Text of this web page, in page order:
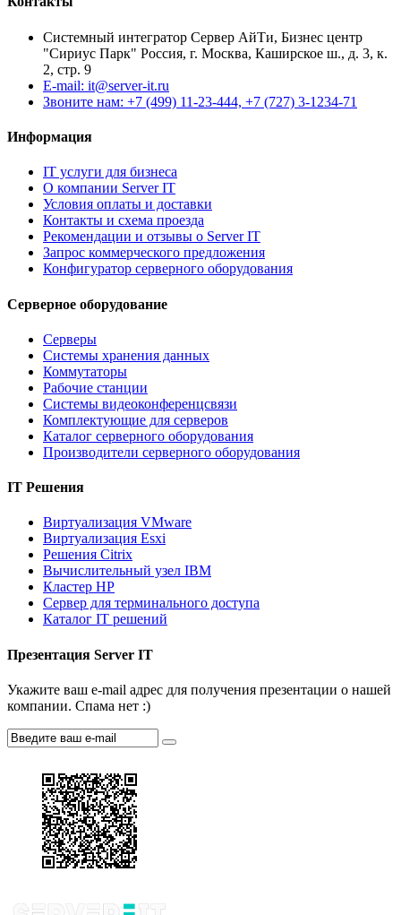
Системный интегратор Сервер АйТи, Бизнес центр
"Сириус Парк" Россия, г. Москва, Каширское ш., д. 3, к.
2, стр. 9
E-mail: it@server-it.ru
Звоните нам: +7 (499) 11-23-444, +7 (727) 3-1234-71
Информация
IT услуги для бизнеса
О компании Server IT
Условия оплаты и доставки
Контакты и схема проезда
Рекомендации и отзывы о Server IT
Запрос коммерческого предложения
Конфигуратор серверного оборудования
Серверное оборудование
Серверы
Системы хранения данных
Коммутаторы
Рабочие станции
Системы видеоконференцсвязи
Комплектующие для серверов
Каталог серверного оборудования
Производители серверного оборудования
IT Решения
Виртуализация VMware
Виртуализация Esxi
Решения Citrix
Вычислительный узел IBM
Кластер HP
Сервер для терминального доступа
Каталог IT решений
Презентация Server IT
Укажите ваш e-mail адрес для получения презентации о нашей
компании. Спама нет :)